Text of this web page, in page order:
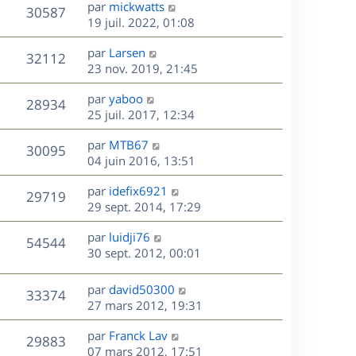
s
n
i
e
r
m
e
s
s
a
g
e
30587V
u
e
D
e
r
n
i
e
r
m
e
s
s
a
g
e
par mickwatts
19 juil. 2022, 01:08
32112V
u
D
e
r
n
i
e
r
m
e
s
s
a
g
e
par Larsen
23 nov. 2019, 21:45
28934V
u
s
D
e
r
n
i
e
r
m
e
s
s
a
g
e
par yaboo
25 juil. 2017, 12:34
30095V
u
D
e
r
n
i
e
r
m
e
s
s
a
g
e
par MTB67
04 juin 2016, 13:51
29719V
u
D
e
r
n
i
e
r
m
e
s
s
par idefix6921
29 sept. 2014, 17:29
54544V
u
e
D
e
n
i
e
r
m
par luidji76
30 sept. 2012, 00:01
33374V
u
e
D
e
r
n
i
par david50300
27 mars 2012, 19:31
29883V
D
e
par Franck Lav
07 mars 2012, 17:51